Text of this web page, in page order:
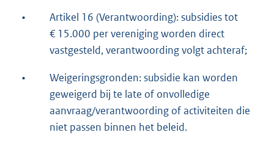
•
Artikel 16 (Verantwoording): subsidies tot
€ 15.000 per vereniging worden direct
vastgesteld, verantwoording volgt achteraf;
•
Weigeringsgronden: subsidie kan worden
geweigerd bij te late of onvolledige
aanvraag/verantwoording of activiteiten die
niet passen binnen het beleid.